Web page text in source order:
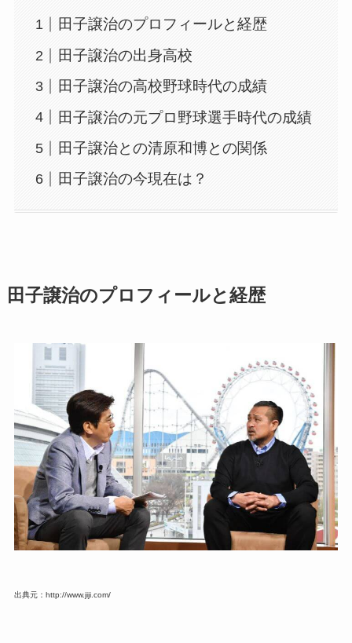
田子譲治のプロフィールと経歴
田子譲治の出身高校
田子譲治の高校野球時代の成績
田子譲治の元プロ野球選手時代の成績
田子譲治との清原和博との関係
田子譲治の今現在は？
田子譲治のプロフィールと経歴
出典元：http://www.jiji.com/